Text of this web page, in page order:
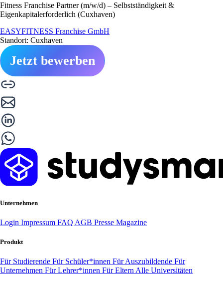
Fitness Franchise Partner (m/w/d) – Selbstständigkeit &
Eigenkapitalerforderlich (Cuxhaven)
EASYFITNESS Franchise GmbH
Standort: Cuxhaven
Jetzt bewerben
Unternehmen
Login Impressum FAQ AGB Presse Magazine
Produkt
Für Studierende Für Schüler*innen Für Auszubildende Für
Unternehmen Für Lehrer*innen Für Eltern Alle Universitäten